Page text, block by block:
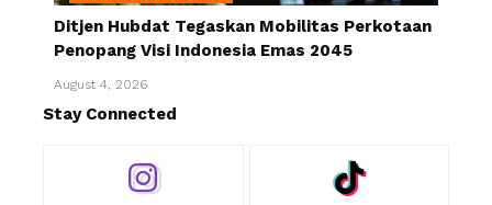
Ditjen Hubdat Tegaskan Mobilitas Perkotaan
Penopang Visi Indonesia Emas 2045
August 4, 2026
Stay Connected